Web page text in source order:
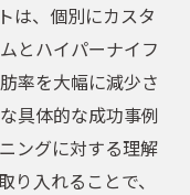
は、個別にカスタ
とハイパーナイフ
率を大幅に減少さ
具体的な成功事例
ングに対する理解
入れることで、